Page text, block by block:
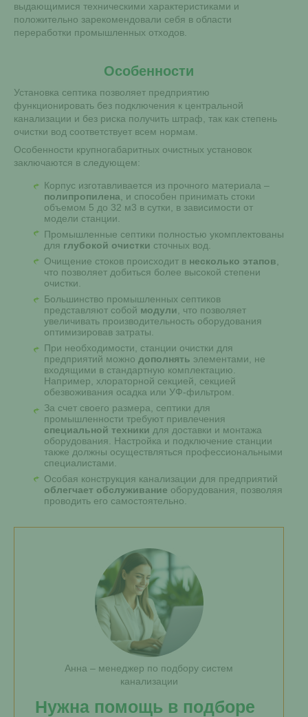
выдающимися техническими характеристиками и
положительно зарекомендовали себя в области
переработки промышленных отходов.
Особенности
Установка септика позволяет предприятию
функционировать без подключения к центральной
канализации и без риска получить штраф, так как степень
очистки вод соответствует всем нормам.
Особенности крупногабаритных очистных установок
заключаются в следующем:
Корпус изготавливается из прочного материала –
полипропилена , и способен принимать стоки
объемом 5 до 32 м3 в сутки, в зависимости от
модели станции.
Промышленные септики полностью укомплектованы
для глубокой очистки сточных вод.
Очищение стоков происходит в несколько этапов
что позволяет добиться более высокой степени
очистки.
Большинство промышленных септиков
представляют собой модули , что позволяет
увеличивать производительность оборудования
оптимизировав затраты.
При необходимости, станции очистки для
предприятий можно дополнять элементами, не
входящими в стандартную комплектацию.
Например, хлораторной секцией, секцией
обезвоживания осадка или УФ-фильтром.
За счет своего размера, септики для
промышленности требуют привлечения
специальной техники для доставки и монтажа
оборудования. Настройка и подключение станции
также должны осуществляться профессиональными
специалистами.
Особая конструкция канализации для предприятий
облегчает обслуживание оборудования, позволяя
проводить его самостоятельно.
Анна – менеджер по подбору систем
канализации
Нужна помощь в подборе